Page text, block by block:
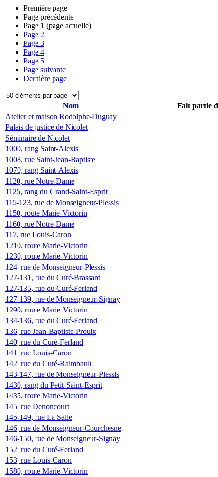
Première page
Page précédente
Page 1 (page actuelle)
Page 2
Page 3
Page 4
Page 5
Page suivante
Dernière page
Nom
Fait partie
Atelier et maison Rodolphe-Duguay
Palais de justice de Nicolet
Séminaire de Nicolet
1000, rang Saint-Alexis
1008, rue Saint-Jean-Baptiste
1070, rang Saint-Alexis
1120, rue Notre-Dame
1125, rang du Grand-Saint-Esprit
115-123, rue de Monseigneur-Plessis
1150, route Marie-Victorin
1160, rue Notre-Dame
117, rue Louis-Caron
1210, route Marie-Victorin
1230, route Marie-Victorin
124, rue de Monseigneur-Plessis
127-131, rue du Curé-Brassard
127-135, rue du Curé-Ferland
127-139, rue de Monseigneur-Signay
1290, route Marie-Victorin
134-136, rue du Curé-Ferland
136, rue Jean-Baptiste-Proulx
140, rue du Curé-Ferland
141, rue Louis-Caron
142, rue du Curé-Raimbault
143-147, rue de Monseigneur-Plessis
1430, rang du Petit-Saint-Esprit
1435, route Marie-Victorin
145, rue Denoncourt
145-149, rue La Salle
146, rue de Monseigneur-Courchesne
146-150, rue de Monseigneur-Signay
152, rue du Curé-Ferland
153, rue Louis-Caron
1580, route Marie-Victorin